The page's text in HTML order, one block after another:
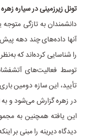
تونل زیرزمینی در سیاره زهره
دانشمندان به تازگی
آنها داده‌های چند دهه پیش
را شناسایی کرده‌اند که
توسط فعالیت‌های
تأیید، این سازه دومین
در زهره گزارش می‌شود و به
این یافته همچنین به
دیدگاه دیرینه را مبنی بر